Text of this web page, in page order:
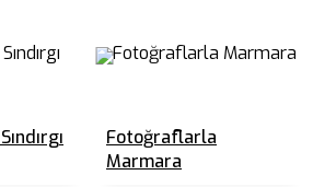
Fotoğraflarla
Marmara